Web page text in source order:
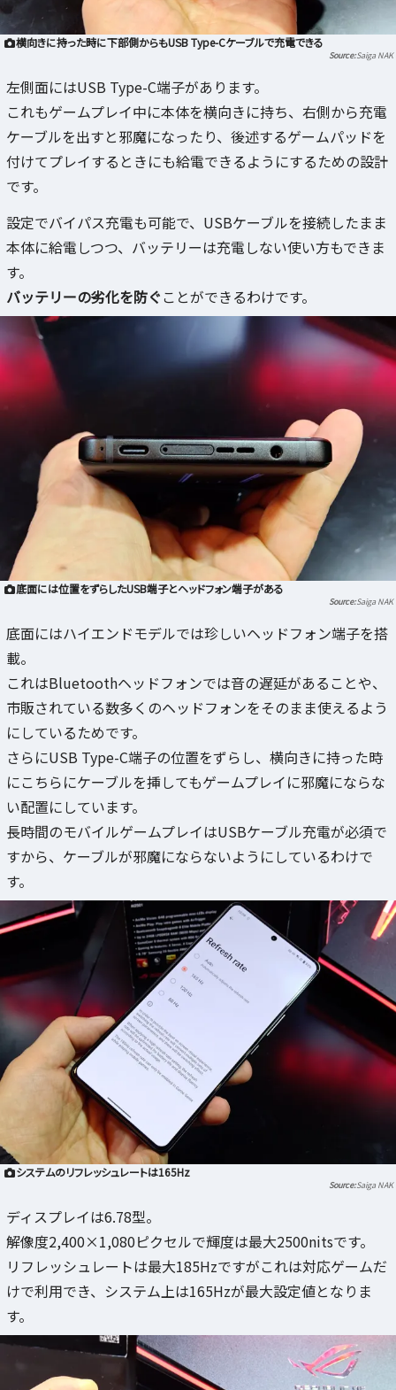
横向きに持った時に下部側からもUSB Type-Cケーブルで充電できる
Saiga NAK
左側面にはUSB Type-C端子があります。
これもゲームプレイ中に本体を横向きに持ち、右側から充電
ケーブルを出すと邪魔になったり、後述するゲームパッドを
付けてプレイするときにも給電できるようにするための設計
です。
設定でバイパス充電も可能で、USBケーブルを接続したまま
本体に給電しつつ、バッテリーは充電しない使い方もできま
す。
バッテリーの劣化を防ぐ ことができるわけです。
底面には位置をずらしたUSB端子とヘッドフォン端子がある
Saiga NAK
底面にはハイエンドモデルでは珍しいヘッドフォン端子を搭
載。
これはBluetoothヘッドフォンでは音の遅延があることや、
市販されている数多くのヘッドフォンをそのまま使えるよう
にしているためです。
さらにUSB Type-C端子の位置をずらし、横向きに持った時
にこちらにケーブルを挿してもゲームプレイに邪魔にならな
い配置にしています。
長時間のモバイルゲームプレイはUSBケーブル充電が必須で
すから、ケーブルが邪魔にならないようにしているわけで
す。
システムのリフレッシュレートは165Hz
Saiga NAK
ディスプレイは6.78型。
解像度2,400×1,080ピクセルで輝度は最大2500nitsです。
リフレッシュレートは最大185Hzですがこれは対応ゲームだ
けで利用でき、システム上は165Hzが最大設定値となりま
す。